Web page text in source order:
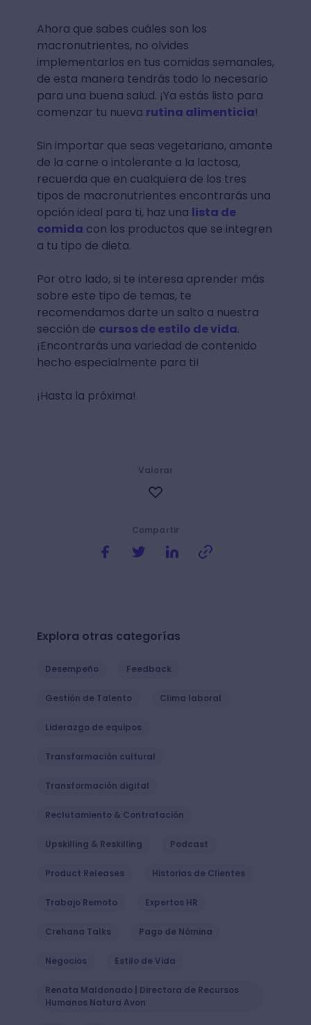
Ahora que sabes cuáles son los
macronutrientes, no olvides
implementarlos en tus comidas semanales,
de esta manera tendrás todo lo necesario
para una buena salud. ¡Ya estás listo para
comenzar tu nueva rutina alimenticia!
Sin importar que seas vegetariano, amante
de la carne o intolerante a la lactosa,
recuerda que en cualquiera de los tres
tipos de macronutrientes encontrarás una
opción ideal para ti, haz una lista de
comida con los productos que se integren
a tu tipo de dieta.
Por otro lado, si te interesa aprender más
sobre este tipo de temas, te
recomendamos darte un salto a nuestra
sección de cursos de estilo de vida.
¡Encontrarás una variedad de contenido
hecho especialmente para ti!
¡Hasta la próxima!
Compartir
Valorar
Explora otras categorías
Desempeño Feedback
Gestión de Talento Clima laboral
Liderazgo de equipos
Transformación cultural
Transformación digital
Reclutamiento & Contratación
Upskilling & Reskilling Podcast
Product Releases Historias de Clientes
Trabajo Remoto Expertos HR
Crehana Talks Pago de Nómina
Negocios Estilo de Vida
Renata Maldonado | Directora de Recursos
Humanos Natura Avon